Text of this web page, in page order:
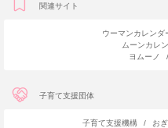
関連サイト
ウーマンカレンダ
ムーンカレ
ヨムーノ
/
子育て支援団体
子育て支援機構 / お